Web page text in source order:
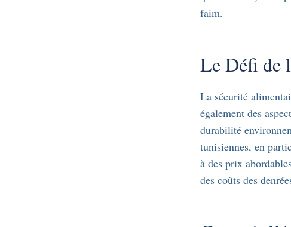
faim.
Le Défi de
La sécurité
également des
durabilité
tunisiennes, en
à des prix
des coûts des